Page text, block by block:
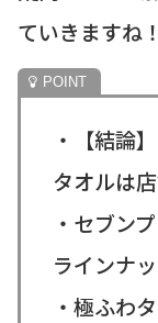
ていきますね！
・【結論
タオルは
・セブン
ラインナ
・極ふわ